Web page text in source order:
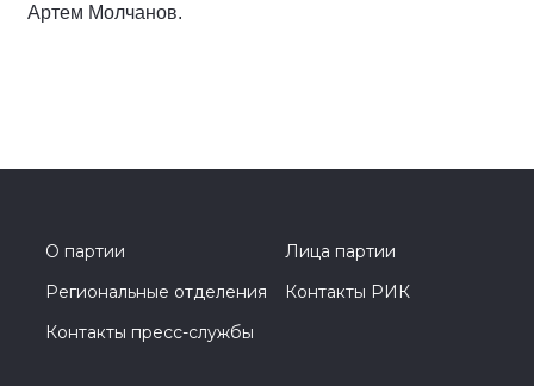
Артем Молчанов.
О партии
Лица партии
Региональные отделения
Контакты РИК
Контакты пресс-службы